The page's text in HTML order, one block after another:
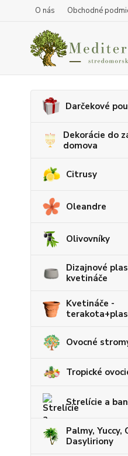
O nás Obchodné
Darčekové
Dekorácie do
domova
Citrusy
Oleandre
Olivovníky
Dizajnové
kvetináče
Kvetináče -
Ovocné
Tropické
Strelície a
Palmy, Yuccy,
Dasyliriony